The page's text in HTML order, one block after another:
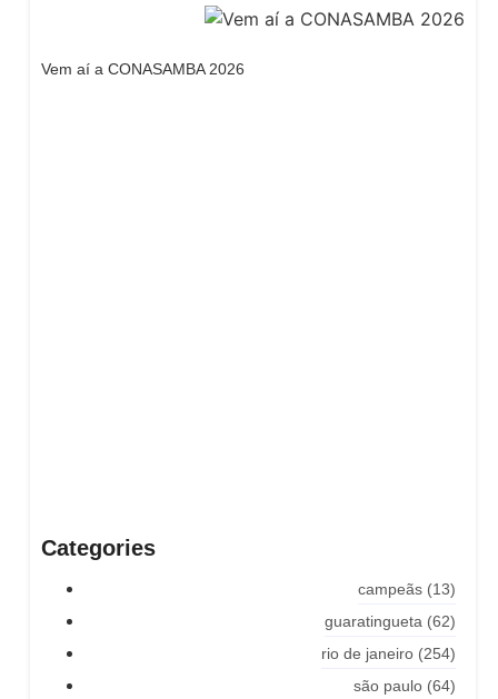
Vem aí a CONASAMBA 2026
Categories
campeãs (13)
guaratingueta (62)
rio de janeiro (254)
são paulo (64)